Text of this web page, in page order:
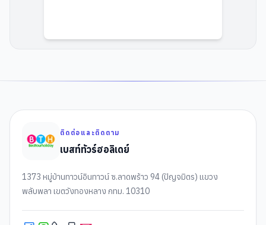
ติดต่อและติดตาม
เบสท์ทัวร์ฮอลิเดย์
1373 หมู่บ้านทาวน์อินทาวน์ ซ.ลาดพร้าว 94 (ปัญจมิตร) แขวง
พลับพลา เขตวังทองหลาง กทม. 10310